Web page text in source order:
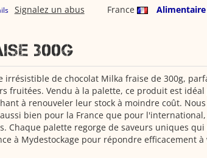
France Alimentaire
Signalez un abus
300g
irrésistible de chocolat Milka fraise de 300g,
fruitées. Vendu à la palette, ce produit est idéal
à renouveler leur stock à moindre coût.
bien pour la France que pour l'international,
Chaque palette regorge de saveurs uniques qui
à Mydestockage pour répondre efficacement à